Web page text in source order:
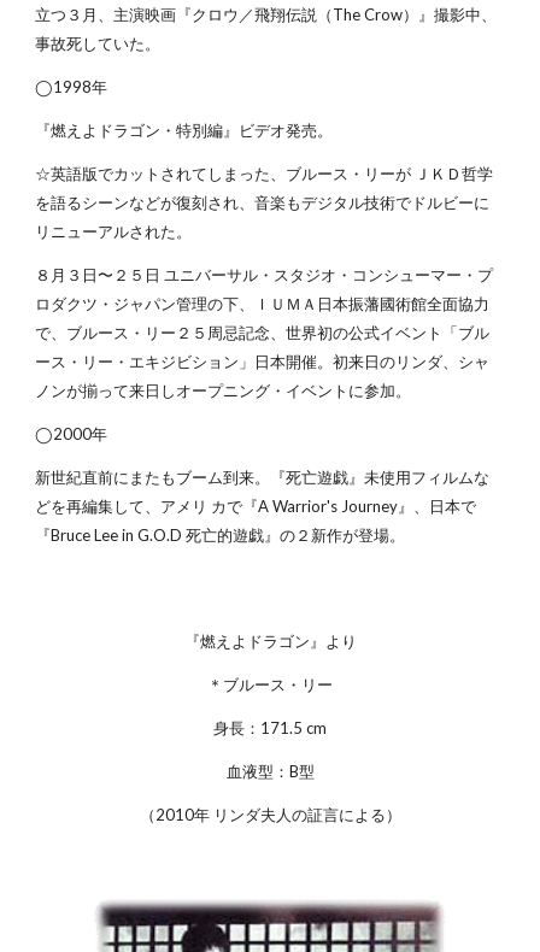
立つ３月、主演映画『クロウ／飛翔伝説（The Crow）』撮影中、
事故死していた。
◯1998年
『燃えよドラゴン・特別編』ビデオ発売。
☆英語版でカットされてしまった、ブルース・リーが ＪＫＤ哲学
を語るシーンなどが復刻され、音楽もデジタル技術でドルビーに
リニューアルされた。
８月３日〜２５日 ユニバーサル・スタジオ・コンシューマー・プ
ロダクツ・ジャパン管理の下、ＩＵＭＡ日本振藩國術館全面協力
で、ブルース・リー２５周忌記念、世界初の公式イベント「ブル
ース・リー・エキジビション」日本開催。初来日のリンダ、シャ
ノンが揃って来日しオープニング・イベントに参加。
◯2000年
新世紀直前にまたもブーム到来。『死亡遊戯』未使用フィルムな
どを再編集して、アメリ カで『A Warrior's Journey』、日本で
『Bruce Lee in G.O.D 死亡的遊戯』の２新作が登場。
『燃えよドラゴン』より
＊ブルース・リー
身長：171.5 cm
血液型：B型
（2010年 リンダ夫人の証言による）